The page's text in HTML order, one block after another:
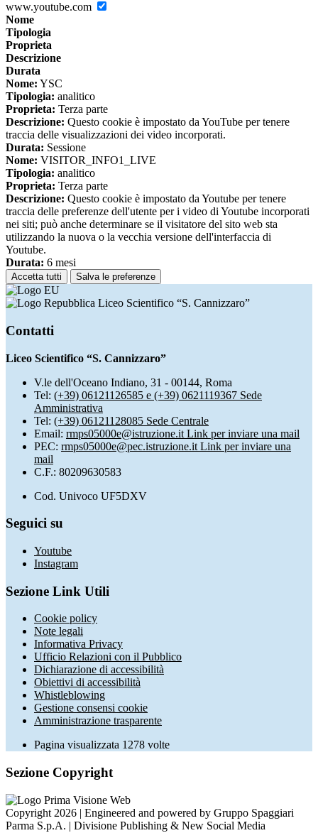
www.youtube.com
Nome
Tipologia
Proprieta
Descrizione
Durata
Nome: YSC
Tipologia: analitico
Proprieta: Terza parte
Descrizione: Questo cookie è impostato da YouTube per tenere
traccia delle visualizzazioni dei video incorporati.
Durata: Sessione
Nome: VISITOR_INFO1_LIVE
Tipologia: analitico
Proprieta: Terza parte
Descrizione: Questo cookie è impostato da Youtube per tenere
traccia delle preferenze dell'utente per i video di Youtube incorporati
nei siti; può anche determinare se il visitatore del sito web sta
utilizzando la nuova o la vecchia versione dell'interfaccia di
Youtube.
Durata: 6 mesi
Accetta tutti Salva le preferenze
Liceo Scientifico “S. Cannizzaro”
Contatti
Liceo Scientifico “S. Cannizzaro”
V.le dell'Oceano Indiano, 31 - 00144, Roma
Tel: (+39) 06121126585 e (+39) 0621119367 Sede
Amministrativa
Tel: (+39) 06121128085 Sede Centrale
Email: rmps05000e@istruzione.it Link per inviare una mail
PEC: rmps05000e@pec.istruzione.it Link per inviare una
mail
C.F.: 80209630583
Cod. Univoco UF5DXV
Seguici su
Youtube
Instagram
Sezione Link Utili
Cookie policy
Note legali
Informativa Privacy
Ufficio Relazioni con il Pubblico
Dichiarazione di accessibilità
Obiettivi di accessibilità
Whistleblowing
Gestione consensi cookie
Amministrazione trasparente
Pagina visualizzata 1278 volte
Sezione Copyright
Copyright 2026 | Engineered and powered by Gruppo Spaggiari
Parma S.p.A. | Divisione Publishing & New Social Media